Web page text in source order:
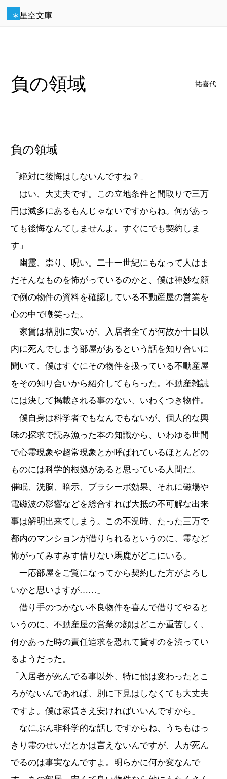
星空文庫
負の領域 祐喜代
負の領域
「絶対に後悔はしないんですね？」
「はい、大丈夫です。この立地条件と間取りで三万
円は滅多にあるもんじゃないですからね。何があっ
ても後悔なんてしませんよ。すぐにでも契約しま
す」
幽霊、祟り、呪い。二十一世紀にもなって人はま
だそんなものを怖がっているのかと、僕は神妙な顔
で例の物件の資料を確認している不動産屋の営業を
心の中で嘲笑った。
家賃は格別に安いが、入居者全てが何故か十日以
内に死んでしまう部屋があるという話を知り合いに
聞いて、僕はすぐにその物件を扱っている不動産屋
をその知り合いから紹介してもらった。不動産雑誌
には決して掲載される事のない、いわくつき物件。
僕自身は科学者でもなんでもないが、個人的な興
味の探求で読み漁った本の知識から、いわゆる世間
で心霊現象や超常現象とか呼ばれているほとんどの
ものには科学的根拠があると思っている人間だ。
催眠、洗脳、暗示、プラシーボ効果、それに磁場や
電磁波の影響などを総合すれば大抵の不可解な出来
事は解明出来てしまう。この不況時、たった三万で
都内のマンションが借りられるというのに、霊など
怖がってみすみす借りない馬鹿がどこにいる。
「一応部屋をご覧になってから契約した方がよろし
いかと思いますが……」
借り手のつかない不良物件を喜んで借りてやると
いうのに、不動産屋の営業の顔はどこか重苦しく、
何かあった時の責任追求を恐れて貸すのを渋ってい
るようだった。
「入居者が死んでる事以外、特に他は変わったとこ
ろがないんであれば、別に下見はしなくても大丈夫
ですよ。僕は家賃さえ安ければいいんですから」
「なにぶん非科学的な話しですからね、うちもはっ
きり霊のせいだとかは言えないんですが、人が死ん
でるのは事実なんですよ。明らかに何か変なんで